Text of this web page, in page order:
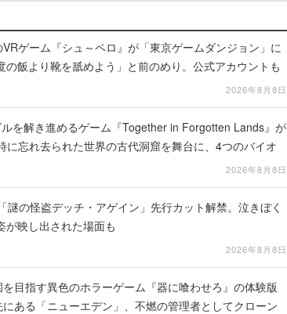
ゲーム『シュ～ペロ』が「東京ゲームダンジョン」に
の飯より靴を舐めよう」と前のめり。公式アカウントも
2026年8月8日
ルを解き進めるゲーム『Together in Forgotten Lands』が
忘れ去られた世界の古代洞窟を舞台に、4つのバイオ
2026年8月8日
謎の怪盗デッチ・アゲイン」先行カット解禁。泣きぼく
が映し出された場面も
2026年8月8日
目指す異色のホラーゲーム『器に喰わせろ』の体験版
ある「ニューエデン」、不燃の管理者としてクローン